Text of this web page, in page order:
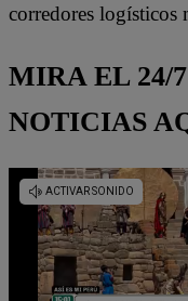
corredores logísticos
MIRA EL 24/
NOTICIAS